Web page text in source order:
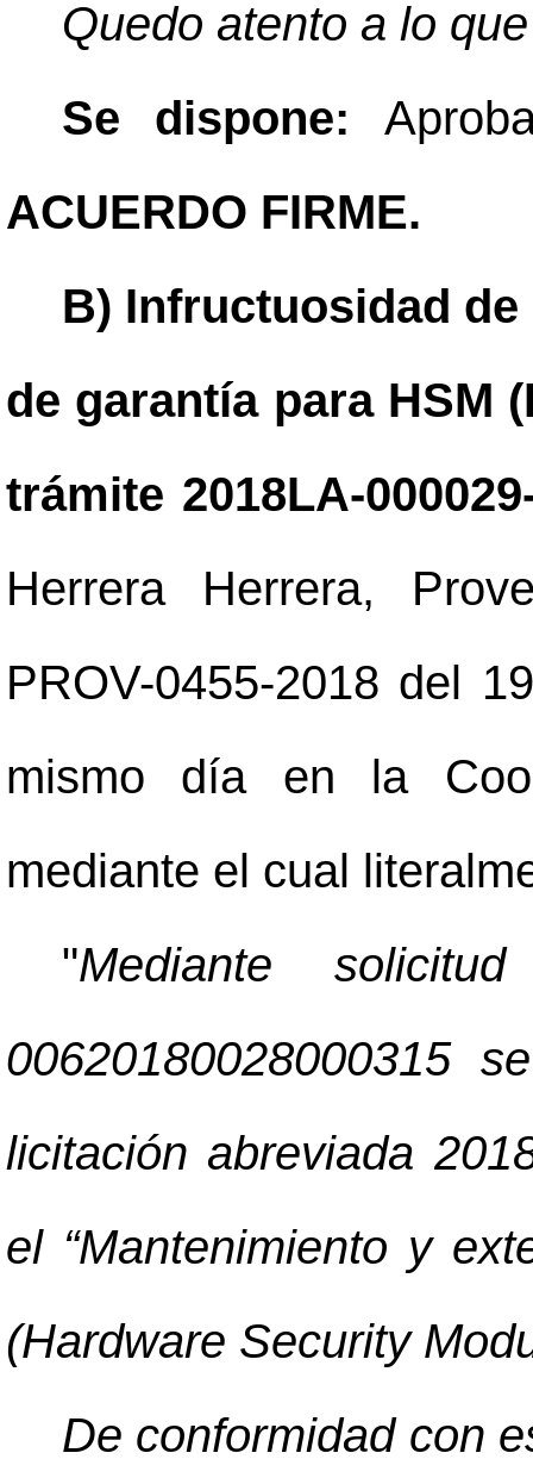
Quedo atento a lo
Se dispone:
ACUERDO FIRME.
B) Infructuosidad
de garantía para HSM
trámite 2018LA-
Herrera Herrera,
PROV-0455-2018 del
mismo día en la
mediante el cual
"Mediante
00620180028000315
licitación abreviada
el “Mantenimiento y
(Hardware Security
De conformidad con